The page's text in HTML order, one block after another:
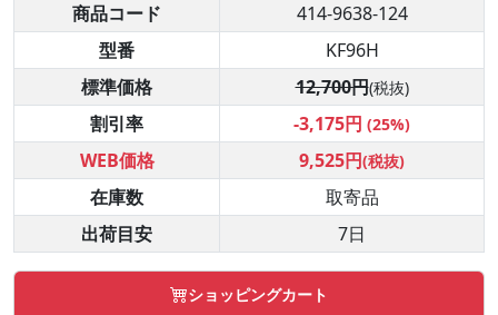
商品コード
414-9638-124
型番
KF96H
標準価格
12,700円(税抜)
割引率 -3,175円 (25%)
WEB価格 9,525円(税抜)
在庫数
取寄品
出荷目安
7日
ショッピングカート